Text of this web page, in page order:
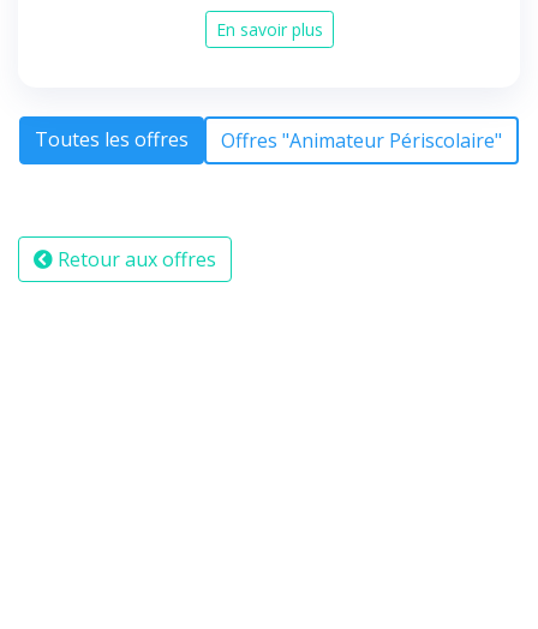
En savoir plus
Toutes les offres Offres "Animateur Périscolaire"
Retour aux offres